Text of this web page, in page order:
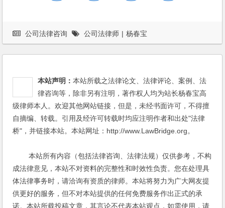
公司法律咨询 公司法律师 | 杨春宝
本站声明：本站所载之法律论文、法律评论、案例、法
律咨询等，除非另有注明，著作权人均为站长杨春宝高
级律师本人。欢迎其他网站链接，但是，未经书面许可，不得擅
自摘编、转载。引用及经许可转载时均应注明作者和出处"法律
桥"，并链接本站。本站网址：http://www.LawBridge.org。
本站所有内容（包括法律咨询、法律法规）仅供参考，不构
成法律意见，本站不对资料的完整性和时效性负责。您在处理具
体法律事务时，请洽询有资质的律师。本站将努力为广大网友提
供更好的服务，但不对本站提供的任何免费服务作出正式的承
诺。本站所载投稿文章，其言论不代表本站观点，如需使用，请